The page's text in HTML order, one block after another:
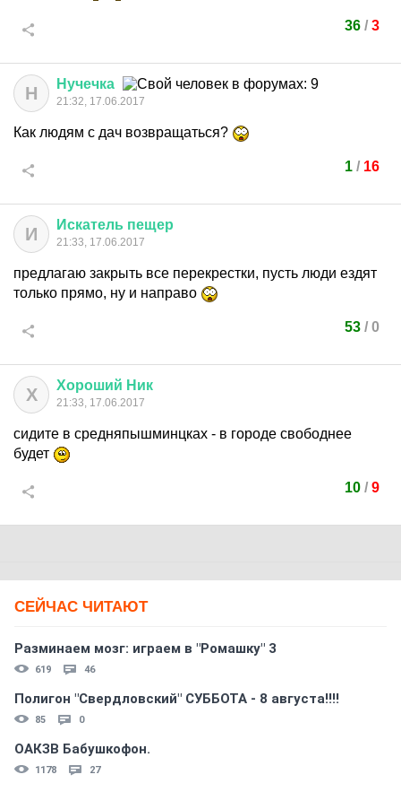
36 / 3
Н Нучечка
21:32, 17.06.2017
Как людям с дач возвращаться?
1 / 16
И Искатель пещер
21:33, 17.06.2017
предлагаю закрыть все перекрестки, пусть люди ездят
только прямо, ну и направо
53 / 0
Х Хороший Ник
21:33, 17.06.2017
сидите в средняпышминцках - в городе свободнее
будет
10 / 9
СЕЙЧАС ЧИТАЮТ
Разминаем мозг: играем в "Ромашку" 3
619 46
Полигон "Свердловский" СУББОТА - 8 августа!!!!
85 0
ОАКЗВ Бабушкофон.
1178 27